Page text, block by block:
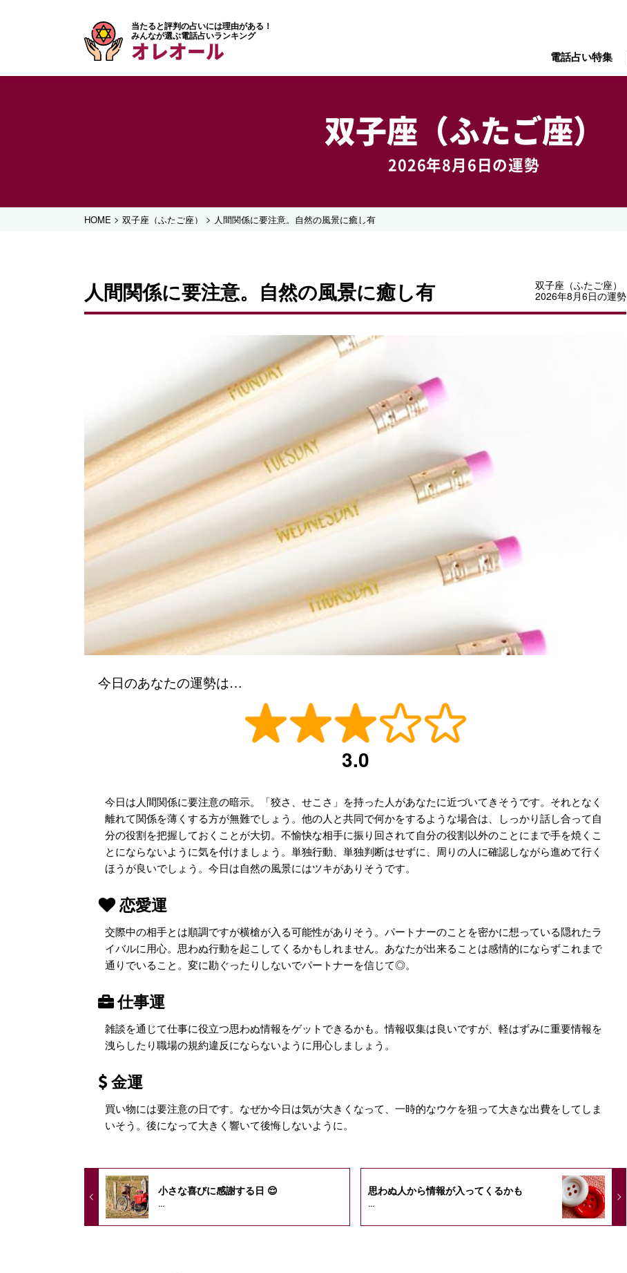
当たると評判の占いには理由がある！
みんなが選ぶ電話占いランキング
オレオール 電話占い特集
双子座（ふたご座）
2026年8月6日の運勢
HOME > 双子座（ふたご座） > 人間関係に要注意。自然の風景に癒し有
人間関係に要注意。自然の風景に癒し有
双子座（ふたご座）
2026年8月6日の運勢
今日のあなたの運勢は…
3.0
今日は人間関係に要注意の暗示。「狡さ、せこさ」を持った人があなたに近づいてきそうです。それとなく
離れて関係を薄くする方が無難でしょう。他の人と共同で何かをするような場合は、しっかり話し合って自
分の役割を把握しておくことが大切。不愉快な相手に振り回されて自分の役割以外のことにまで手を焼くこ
とにならないように気を付けましょう。単独行動、単独判断はせずに、周りの人に確認しながら進めて行く
ほうが良いでしょう。今日は自然の風景にはツキがありそうです。
恋愛運
交際中の相手とは順調ですが横槍が入る可能性がありそう。パートナーのことを密かに想っている隠れたラ
イバルに用心。思わぬ行動を起こしてくるかもしれません。あなたが出来ることは感情的にならずこれまで
通りでいること。変に勘ぐったりしないでパートナーを信じて◎。
仕事運
雑談を通じて仕事に役立つ思わぬ情報をゲットできるかも。情報収集は良いですが、軽はずみに重要情報を
洩らしたり職場の規約違反にならないように用心しましょう。
金運
買い物には要注意の日です。なぜか今日は気が大きくなって、一時的なウケを狙って大きな出費をしてしま
いそう。後になって大きく響いて後悔しないように。
小さな喜びに感謝する日 😌
...
思わぬ人から情報が入ってくるかも
...